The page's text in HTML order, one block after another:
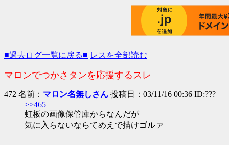
■過去ログ一覧に戻る■ レスを全部読む
マロンでつかさタンを応援するスレ
472 名前： マロン名無しさん 投稿日：03/11/16 00:36 ID:???
>>465
虹板の画像保管庫からなんだが
気に入らないならてめえで描けゴルァ